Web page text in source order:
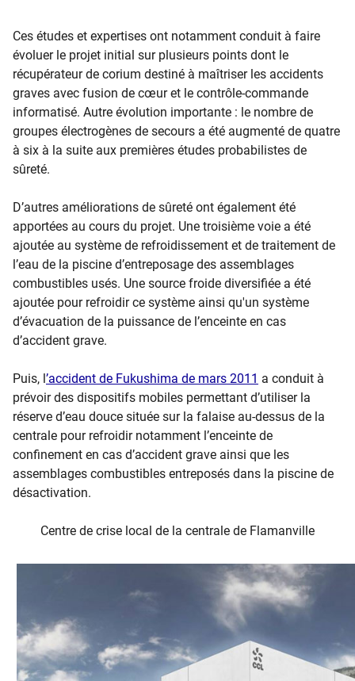
Ces études et expertises ont notamment conduit à faire
évoluer le projet initial sur plusieurs points dont le
récupérateur de corium destiné à maîtriser les accidents
graves avec fusion de cœur et le contrôle-commande
informatisé. Autre évolution importante : le nombre de
groupes électrogènes de secours a été augmenté de quatre
à six à la suite aux premières études probabilistes de
sûreté.
D’autres améliorations de sûreté ont également été
apportées au cours du projet. Une troisième voie a été
ajoutée au système de refroidissement et de traitement de
l’eau de la piscine d’entreposage des assemblages
combustibles usés. Une source froide diversifiée a été
ajoutée pour refroidir ce système ainsi qu'un système
d’évacuation de la puissance de l’enceinte en cas
d’accident grave.
Puis, l’accident de Fukushima de mars 2011 a conduit à
prévoir des dispositifs mobiles permettant d’utiliser la
réserve d’eau douce située sur la falaise au-dessus de la
centrale pour refroidir notamment l’enceinte de
confinement en cas d’accident grave ainsi que les
assemblages combustibles entreposés dans la piscine de
désactivation.
Centre de crise local de la centrale de Flamanville